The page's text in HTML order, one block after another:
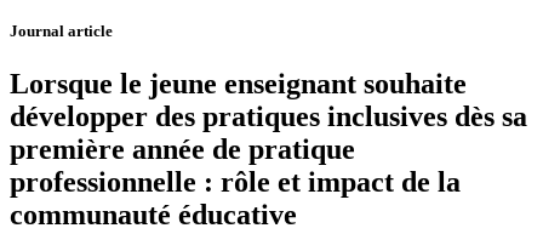
Journal article
Lorsque le jeune enseignant souhaite
développer des pratiques inclusives dès sa
première année de pratique
professionnelle : rôle et impact de la
communauté éducative